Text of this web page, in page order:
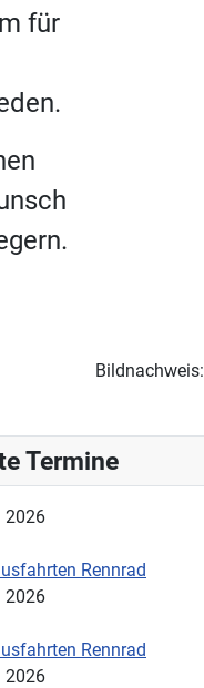
für
Bildnachweis:
Termine
2026
Rennrad
2026
Rennrad
2026